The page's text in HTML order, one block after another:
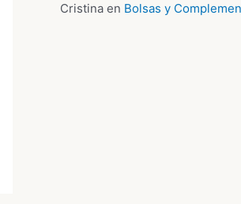
Cristina en Bolsas y